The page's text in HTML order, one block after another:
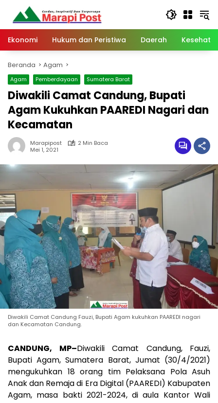
Langsung
konten
Ekonomi
Hukum dan Peristiwa Daerah
Beranda Agam
Agam Pemberdayaan Sumatera Barat
Diwakili Camat Candung, Bupati
Agam Kukuhkan PAAREDI Nagari dan
Kecamatan
Marapipost
2 Min Baca
Mei 1, 2021
Diwakili Camat Candung Fauzi, Bupati Agam kukuhkan PAAREDI nagari
dan Kecamatan Candung.
CANDUNG, MP–Diwakili Camat Candung, Fauzi,
Bupati Agam, Sumatera Barat, Jumat (30/4/2021)
mengukuhkan 18 orang tim Pelaksana Pola Asuh
Anak dan Remaja di Era Digital (PAAREDI) Kabupaten
Agam, masa bakti 2021-2024, di aula Kantor Wali